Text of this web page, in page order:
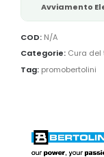
Avviamento
COD: N/A
Categorie: Cura del
Tag: promobertolini